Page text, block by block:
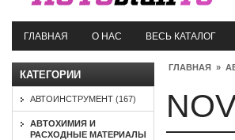
ГЛАВНАЯ О НАС ВЕСЬ КАТАЛОГ
КАТЕГОРИИ
АВТОИНСТРУМЕНТ (167)
АВТОХИМИЯ И
РАСХОДНЫЕ МАТЕРИАЛЫ
ГЛАВНАЯ »